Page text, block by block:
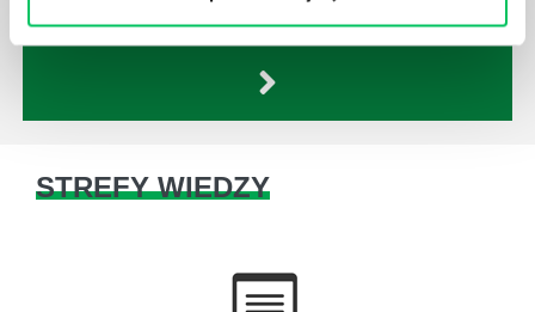
STREFY WIEDZY